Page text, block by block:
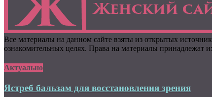
Все материалы на данном сайте взяты из открытых
ознакомительных целях. Права на материалы принадлежат
Актуально
Ястреб бальзам для восстановления зрения